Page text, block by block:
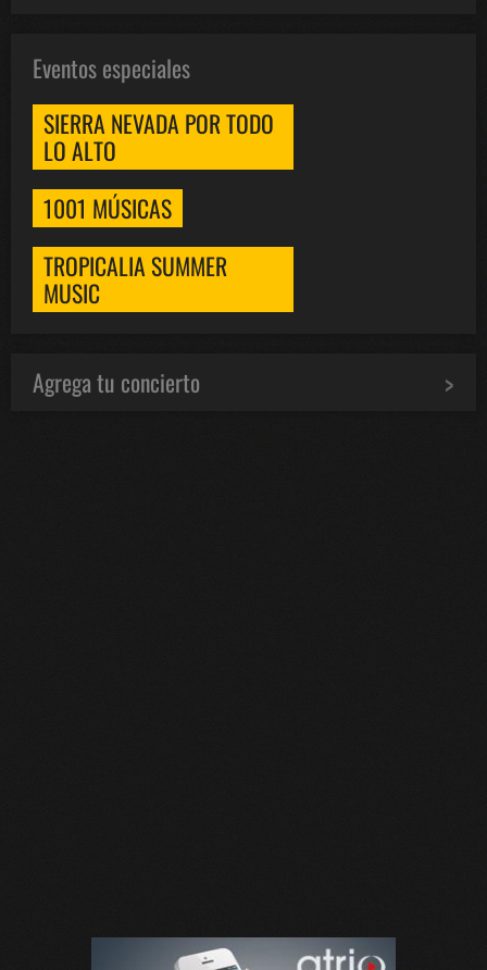
Eventos especiales
SIERRA NEVADA POR TODO
LO ALTO
1001 MÚSICAS
TROPICALIA SUMMER
MUSIC
Agrega tu concierto